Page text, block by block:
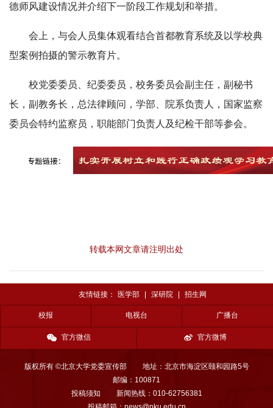
德师风建设情况并介绍下一阶段工作规划和举措。
会上，与会人员集体观看结合首都教育系统及以学校典
型案例拍摄的警示教育片。
校党委委员、纪委委员，校务委员会副主任，副秘书
长，副教务长，总法律顾问，学部、院系负责人，国家监察
委员会特约监察员，职能部门负责人及纪检干部等参会。
转载本网文章请注明出处
友情链接： 医学部 深研院 招生网
校报 电视台 广播台
官方微信 官方微博
版权所有 ©北京大学党委宣传部
地址：北京市海淀区颐和园路5号
邮编：100871
投稿须知
新闻热线：010-62756381